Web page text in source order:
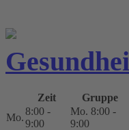
Zeit Gruppe
Mo.
8:00 -
9:00
Mo. 8:00 -
9:00